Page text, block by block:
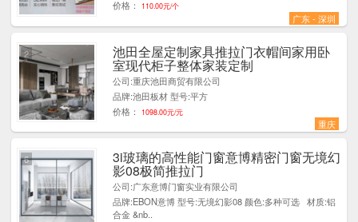
价格：
110.00元/个
广东 - 深圳
池田全屋定制家具推拉门衣帽间家用卧
室现代柜子整体家装定制
公司:重庆池田商贸有限公司
品牌:池田板材 型号:平方
价格：
1098.00元/元
重庆
2
3i玻璃的高性能门窗意博精密门窗无境幻
影08极简推拉门
公司:广东意博门窗实业有限公司
品牌:EBON意博 型号:无境幻影08 颜色:多种可选 材质:铝
合金 &nb..
6